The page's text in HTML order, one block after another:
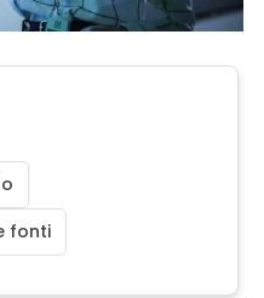
fonti